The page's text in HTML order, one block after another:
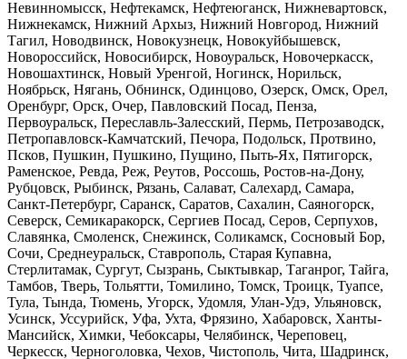
Невинномысск, Нефтекамск, Нефтеюганск, Нижневартовск,
Нижнекамск, Нижний Архыз, Нижний Новгород, Нижний
Тагил, Новодвинск, Новокузнецк, Новокуйбышевск,
Новороссийск, Новосибирск, Новоуральск, Новочеркасск,
Новошахтинск, Новый Уренгой, Ногинск, Норильск,
Ноябрьск, Нягань, Обнинск, Одинцово, Озерск, Омск, Орел,
Оренбург, Орск, Очер, Павловский Посад, Пенза,
Первоуральск, Переславль-Залесский, Пермь, Петрозаводск,
Петропавловск-Камчатский, Печора, Подольск, Протвино,
Псков, Пушкин, Пушкино, Пущино, Пыть-Ях, Пятигорск,
Раменское, Ревда, Реж, Реутов, Россошь, Ростов-на-Дону,
Рубцовск, Рыбинск, Рязань, Салават, Салехард, Самара,
Санкт-Петербург, Саранск, Саратов, Сахалин, Саяногорск,
Северск, Семикаракорск, Сергиев Посад, Серов, Серпухов,
Славянка, Смоленск, Снежинск, Соликамск, Сосновый Бор,
Сочи, Среднеуральск, Ставрополь, Старая Купавна,
Стерлитамак, Сургут, Сызрань, Сыктывкар, Таганрог, Тайга,
Тамбов, Тверь, Тольятти, Томилино, Томск, Троицк, Туапсе,
Тула, Тында, Тюмень, Угорск, Удомля, Улан-Удэ, Ульяновск,
Усинск, Уссурийск, Уфа, Ухта, Фрязино, Хабаровск, Ханты-
Мансийск, Химки, Чебоксары, Челябинск, Череповец,
Черкесск, Черноголовка, Чехов, Чистополь, Чита, Шадринск,